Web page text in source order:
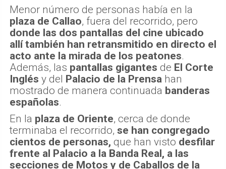
Menor número de personas había en la
plaza de Callao, fuera del recorrido, pero
donde las dos pantallas del cine ubicado
allí también han retransmitido en directo el
acto ante la mirada de los peatones.
Además, las pantallas gigantes de El Corte
Inglés y del Palacio de la Prensa han
mostrado de manera continuada banderas
españolas.
En la plaza de Oriente, cerca de donde
terminaba el recorrido, se han congregado
cientos de personas, que han visto desfilar
frente al Palacio a la Banda Real, a las
secciones de Motos y de Caballos de la